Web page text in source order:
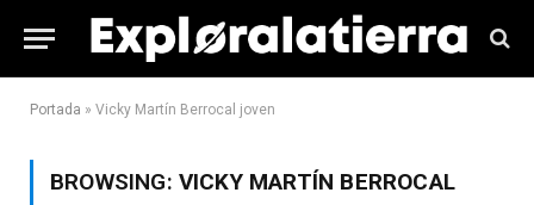
Portada » Vicky Martín Berrocal joven
BROWSING: VICKY MARTÍN BERROCAL